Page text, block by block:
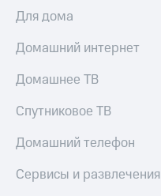
Для дома
Домашний интернет
Домашнее ТВ
Спутниковое ТВ
Домашний телефон
Сервисы и развлечения